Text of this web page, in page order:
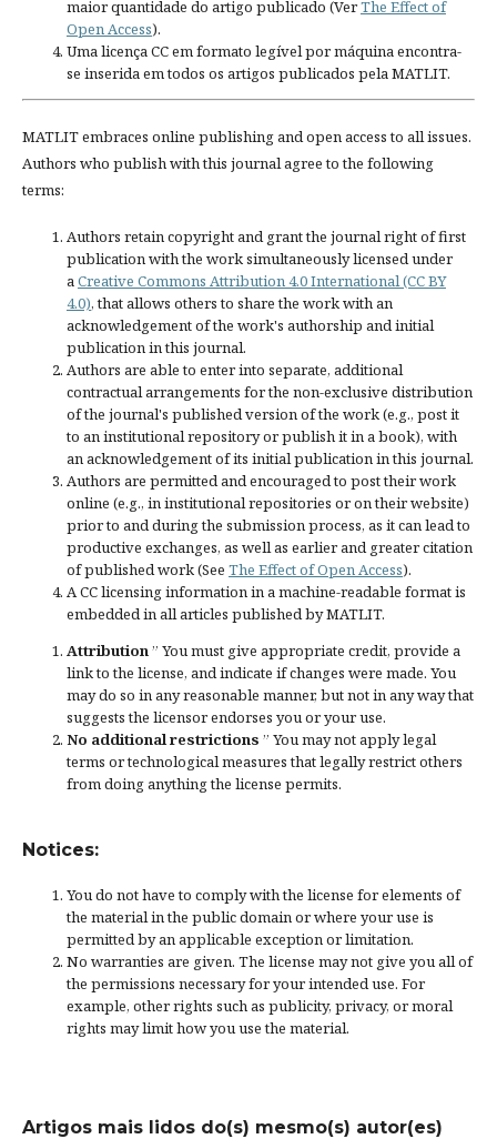
maior quantidade do artigo publicado (VerThe Effect of
Open Access).
Uma licença CC em formato legível por máquina encontra-
se inserida em todos os artigos publicados pela MATLIT.
MATLIT embraces online publishing and open access to all issues.
Authors who publish with this journal agree to the following
terms:
Authors retain copyright and grant the journal right of first
publication with the work simultaneously licensed under
aCreative Commons Attribution 4.0 International (CC BY
4.0), that allows others to share the work with an
acknowledgement of the work's authorship and initial
publication in this journal.
Authors are able to enter into separate, additional
contractual arrangements for the non-exclusive distribution
of the journal's published version of the work (e.g., post it
to an institutional repository or publish it in a book), with
an acknowledgement of its initial publication in this journal.
Authors are permitted and encouraged to post their work
online (e.g., in institutional repositories or on their website)
prior to and during the submission process, as it can lead to
productive exchanges, as well as earlier and greater citation
of published work (See The Effect of Open Access).
A CC licensing information in a machine-readable format is
embedded in all articles published by MATLIT.
Attribution” You must give appropriate credit, provide a
link to the license, andindicate if changes were made. You
may do so in any reasonable manner, but not in any way that
suggests the licensor endorses you or your use.
No additional restrictions ” You may not apply legal
terms ortechnological measuresthat legally restrict others
from doing anything the license permits.
Notices:
You do not have to comply with the license for elements of
the material in the public domain or where your use is
permitted by an applicable exception or limitation.
No warranties are given. The license may not give you all of
the permissions necessary for your intended use. For
example, other rights such as publicity, privacy, or moral
rights may limit how you use the material.
Artigos mais lidos do(s) mesmo(s) autor(es)